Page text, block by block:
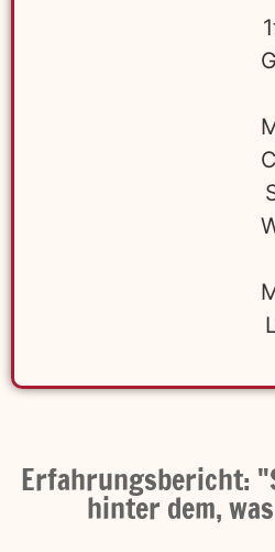
Erfahrungsbericht:
hinter dem,